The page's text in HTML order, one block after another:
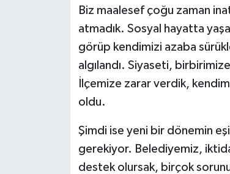
Biz maalesef çoğu zaman
atmadık. Sosyal hayatta
görüp kendimizi azaba
algılandı. Siyaseti,
İlçemize zarar verdik,
oldu.
Şimdi ise yeni bir dönemin
gerekiyor. Belediyemiz,
destek olursak, birçok